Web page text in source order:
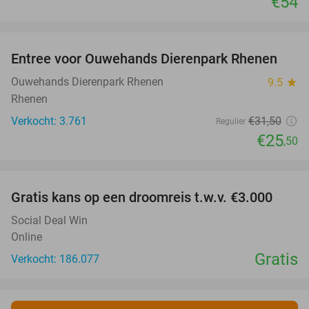
19%
Entree voor Ouwehands Dierenpark Rhenen
Ouwehands Dierenpark Rhenen 9.5 star
Rhenen
Verkocht: 3.761
Regulier €31,50
€25,50
Gratis kans op een droomreis t.w.v. €3.000
Social Deal Win
Online
Verkocht: 186.077
Gratis